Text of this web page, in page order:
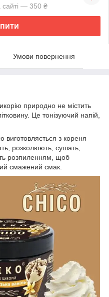
сайті — 350 ₴
Умови повернення
природно не містить
Це тонізуючий напій,
виготовляється з кореня
розколюють, сушать,
розпиленням, щоб
смажений смак.